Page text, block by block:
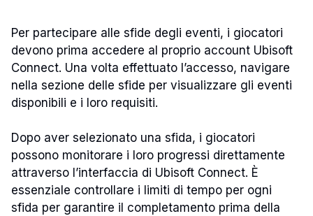
Per partecipare alle sfide degli eventi, i giocatori
devono prima accedere al proprio account Ubisoft
Connect. Una volta effettuato l’accesso, navigare
nella sezione delle sfide per visualizzare gli eventi
disponibili e i loro requisiti.
Dopo aver selezionato una sfida, i giocatori
possono monitorare i loro progressi direttamente
attraverso l’interfaccia di Ubisoft Connect. È
essenziale controllare i limiti di tempo per ogni
sfida per garantire il completamento prima della